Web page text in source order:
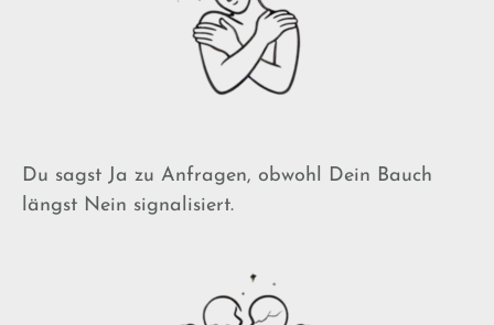
Du sagst Ja zu Anfragen, obwohl Dein Bauch
längst Nein signalisiert.